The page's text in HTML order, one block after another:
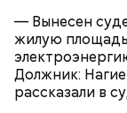
— Вынесен
жилую
Должник:
рассказали в
— Мы съездили
поднялись
через сутки...
Миссюра на